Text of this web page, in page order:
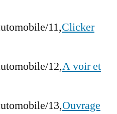
11,Clicker
12,A voir et
13,Ouvrage